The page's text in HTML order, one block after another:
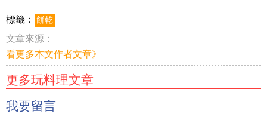
標籤： 餅乾
文章來源：
看更多本文作者文章》
更多玩料理文章
我要留言